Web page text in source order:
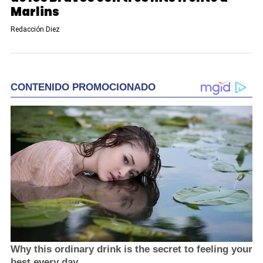
Marlins
Redacción Diez